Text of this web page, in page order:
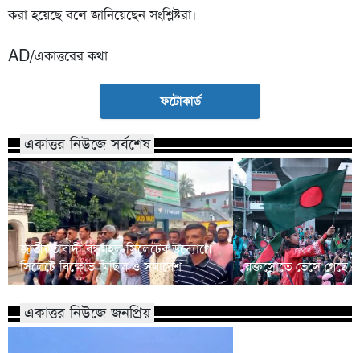
করা হয়েছে বলে জানিয়েছেন সংশ্লিষ্টরা।
AD/একাত্তরের কথা
ফটোকার্ড
একাত্তর নিউজে সর্বশেষ
জাতীয়তাবাদী বন্ধুমহল সিলেটের উদ্যোগে
সিলেটে বিক্ষোভ মিছিল ও সমাবেশ
রক্তস্রোতে ভেসে গেছে
একাত্তর নিউজে জনপ্রিয়